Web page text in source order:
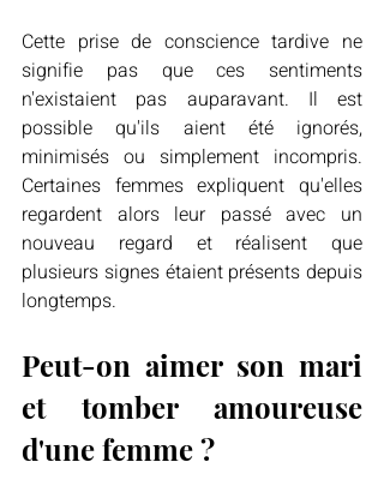
Cette prise de conscience tardive ne
signifie pas que ces sentiments
n'existaient pas auparavant. Il est
possible qu'ils aient été ignorés,
minimisés ou simplement incompris.
Certaines femmes expliquent qu'elles
regardent alors leur passé avec un
nouveau regard et réalisent que
plusieurs signes étaient présents depuis
longtemps.
Peut-on aimer son mari
et tomber amoureuse
d'une femme ?